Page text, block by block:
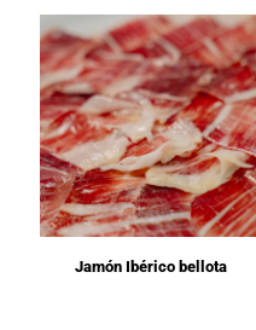
Jamón Ibérico bellota